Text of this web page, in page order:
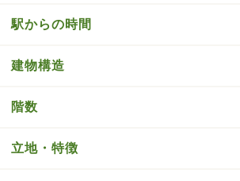
駅からの時間
建物構造
階数
立地・特徴